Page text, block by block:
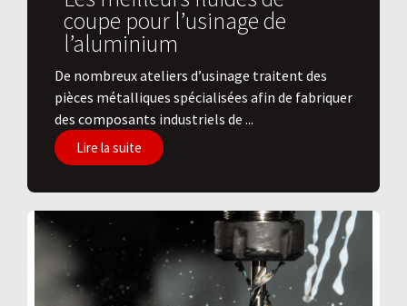
coupe pour l’usinage de
l’aluminium
De nombreux ateliers d’usinage traitent des
pièces métalliques spécialisées afin de fabriquer
des composants industriels de ...
Lire la suite